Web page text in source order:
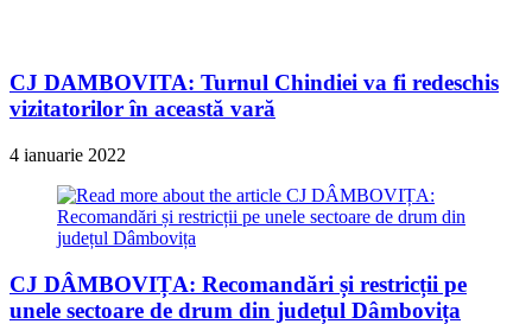
CJ DAMBOVITA: Turnul Chindiei va fi redeschis
vizitatorilor în această vară
4 ianuarie 2022
CJ DÂMBOVIȚA: Recomandări și restricții pe
unele sectoare de drum din județul Dâmbovița